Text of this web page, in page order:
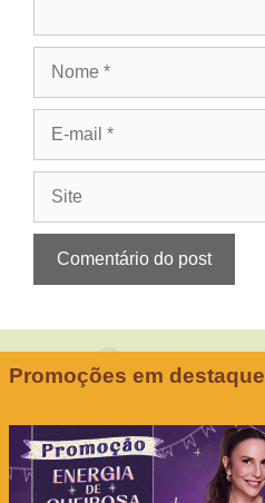
Promoções em destaque